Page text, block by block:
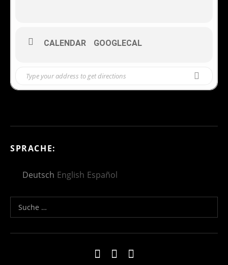
CALENDAR GOOGLECAL
SPRACHE:
Deutsch English Español
Suche nach:
Social Media Profiles
Impressum
Kontakt